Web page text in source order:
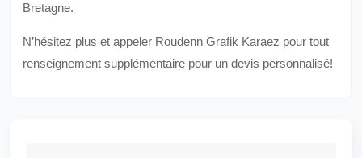
Bretagne.
N’hésitez plus et appeler Roudenn Grafik Karaez pour tout
renseignement supplémentaire pour un devis personnalisé!